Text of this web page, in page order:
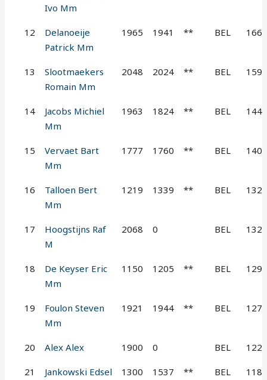
Ivo Mm
12
Delanoeije
Patrick Mm
1965 1941 ** BEL 166
13
Slootmaekers
Romain Mm
2048 2024 ** BEL 159
14
Jacobs Michiel
Mm
1963 1824 ** BEL 144
15
Vervaet Bart
Mm
1777 1760 ** BEL 140
16
Talloen Bert
Mm
1219 1339 ** BEL 132
17
Hoogstijns Raf
M
2068 0 BEL 132
18
De Keyser Eric
Mm
1150 1205 ** BEL 129
19
Foulon Steven
Mm
1921 1944 ** BEL 127
20 Alex Alex 1900 0 BEL 122
21
Jankowski Edsel
1300 1537 ** BEL 118